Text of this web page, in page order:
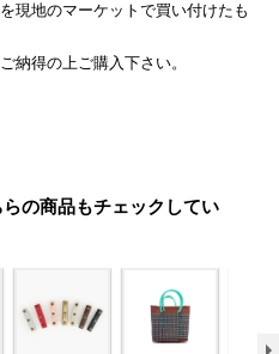
現地のマーケットで買い付けたも
納得の上ご購入下さい。
の商品もチェックしてい